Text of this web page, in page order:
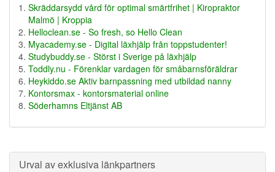
Skräddarsydd vård för optimal smärtfrihet | Kiropraktor
Malmö | Kroppia
Helloclean.se - So fresh, so Hello Clean
Myacademy.se - Digital läxhjälp från toppstudenter!
Studybuddy.se - Störst i Sverige på läxhjälp
Toddly.nu - Förenklar vardagen för småbarnsföräldrar
Heykiddo.se Aktiv barnpassning med utbildad nanny
Kontorsmax - kontorsmaterial online
Söderhamns Eltjänst AB
Urval av exklusiva länkpartners